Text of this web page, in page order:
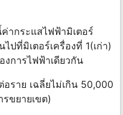
กระแสไฟฟ้ามิเตอร์
ปที่มิเตอร์เครื่องที่ 1(เก่า)
การไฟฟ้าเดียวกัน
าย เฉลี่ยไม่เกิน 50,000
ขยายเขต)